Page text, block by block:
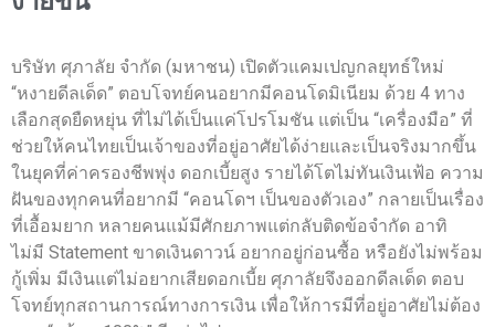
บริษัท ศุภาลัย จำกัด (มหาชน) เปิดตัวแคมเปญกลยุทธ์ใหม่
“หงายดีลเด็ด” ตอบโจทย์คนอยากมีคอนโดมิเนียม ด้วย 4 ทาง
เลือกสุดยืดหยุ่น ที่ไม่ได้เป็นแค่โปรโมชัน แต่เป็น “เครื่องมือ” ที่
ช่วยให้คนไทยเป็นเจ้าของที่อยู่อาศัยได้ง่ายและเป็นจริงมากขึ้น
ในยุคที่ค่าครองชีพพุ่ง ดอกเบี้ยสูง รายได้โตไม่ทันเงินเฟ้อ ความ
ฝันของทุกคนที่อยากมี “คอนโดฯ เป็นของตัวเอง” กลายเป็นเรื่อง
ที่เอื้อมยาก หลายคนแม้มีศักยภาพแต่กลับติดข้อจำกัด อาทิ
ไม่มี Statement ขาดเงินดาวน์ อยากอยู่ก่อนซื้อ หรือยังไม่พร้อม
กู้เพิ่ม มีเงินแต่ไม่อยากเสียดอกเบี้ย ศุภาลัยจึงออกดีลเด็ด ตอบ
โจทย์ทุกสถานการณ์ทางการเงิน เพื่อให้การมีที่อยู่อาศัยไม่ต้อง